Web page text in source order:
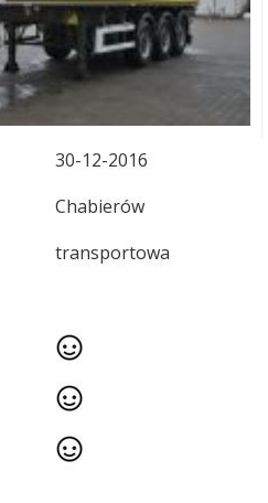
30-12-2016
Chabierów
transportowa